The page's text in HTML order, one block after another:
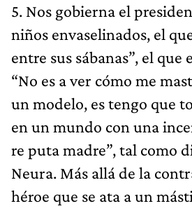
5. Nos gobierna el
niños envaselinados, el
entre sus sábanas”, el que
“No es a ver cómo me
un modelo, es tengo que
en un mundo con una
re puta madre”, tal como
Neura. Más allá de la
héroe que se ata a un